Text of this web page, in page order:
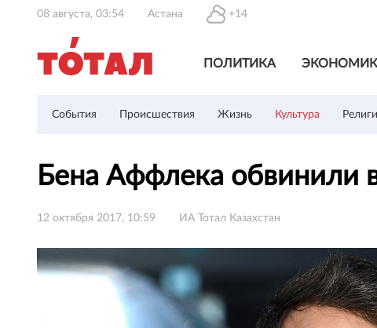
08 августа, 03:54 Астана +14
ПОЛИТИКА
События Происшествия Жизнь Культура
Бена Аффлека обвинили
12 октября 2017, 10:59 ИА Тотал Казахстан